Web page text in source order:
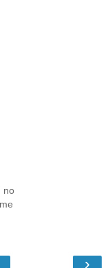
no
›